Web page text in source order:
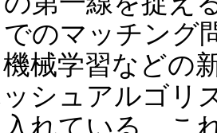
のマッチング
械学習などの
シュアルゴリ
れている。こ